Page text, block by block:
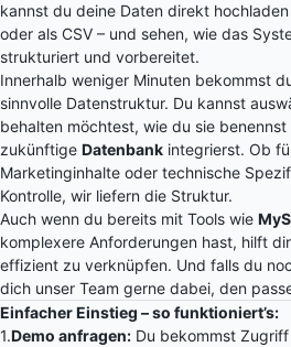
kannst du deine Daten direkt
oder als CSV – und sehen, wie das
strukturiert und vorbereitet.
Innerhalb weniger Minuten bekommst
sinnvolle Datenstruktur. Du kannst
behalten möchtest, wie du sie
zukünftige Datenbank integrierst. Ob
Marketinginhalte oder technische
Kontrolle, wir liefern die Struktur.
Auch wenn du bereits mit Tools wie
komplexere Anforderungen hast, hilft
effizient zu verknüpfen. Und falls du
dich unser Team gerne dabei, den
Einfacher Einstieg – so funktioniert’s:
1.Demo anfragen: Du bekommst